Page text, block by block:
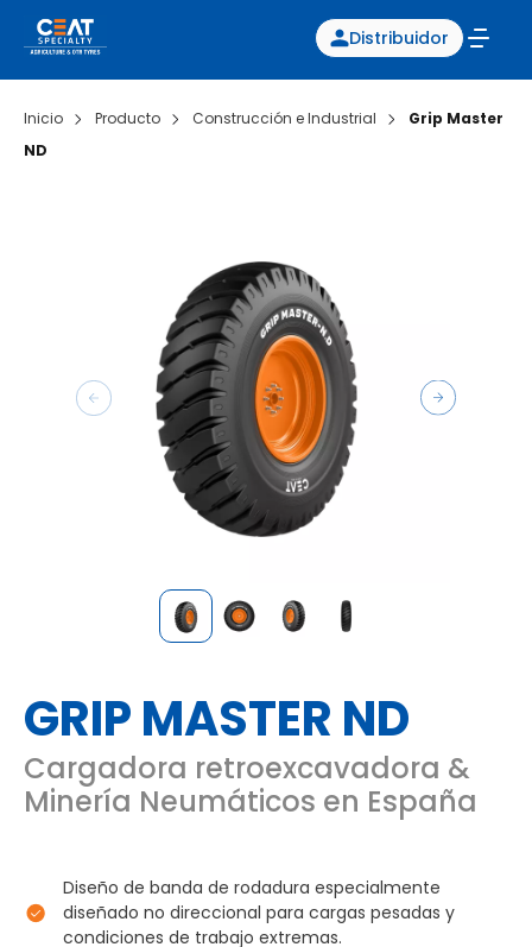
Distribuidor
Inicio Producto Construcción e Industrial
Grip Master
ND
GRIP MASTER ND
Cargadora retroexcavadora &
Minería Neumáticos en España
Diseño de banda de rodadura especialmente
diseñado no direccional para cargas pesadas y
condiciones de trabajo extremas.